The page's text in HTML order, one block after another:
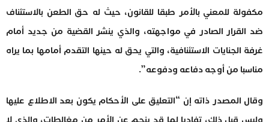
مكفولة للمعني بالأمر طبقا للقانون، حيث له حق الطعن بالاستئناف
ضد القرار الصادر في مواجهته، والذي ينشر القضية من جديد أمام
غرفة الجنايات الاستئنافية، والتي يحق له حينها التقدم أمامها بما يراه
مناسبا من أوجه دفاعه ودفوعه”.
وقال المصدر ذاته إن “التعليق على الأحكام يكون بعد الاطلاع عليها